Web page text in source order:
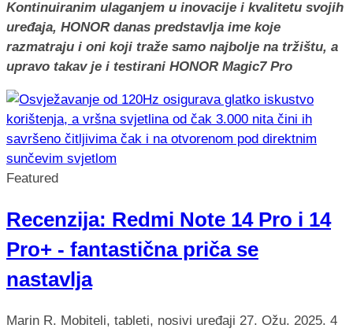
Kontinuiranim ulaganjem u inovacije i kvalitetu svojih
uređaja, HONOR danas predstavlja ime koje
razmatraju i oni koji traže samo najbolje na tržištu, a
upravo takav je i testirani HONOR Magic7 Pro
Featured
Recenzija: Redmi Note 14 Pro i 14
Pro+ - fantastična priča se
nastavlja
Marin R. Mobiteli, tableti, nosivi uređaji 27. Ožu. 2025. 4